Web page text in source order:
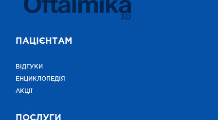
3D
ПАЦІЄНТАМ
ВІДГУКИ
ЕНЦИКЛОПЕДІЯ
АКЦІЇ
ПОСЛУГИ